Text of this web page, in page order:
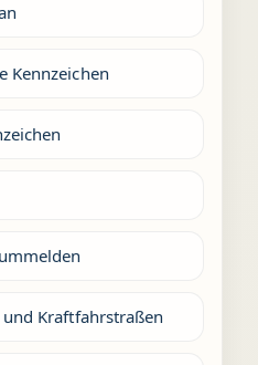
Kennzeichen
Kraftfahrstraßen